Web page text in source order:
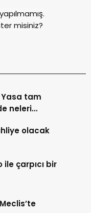
misiniz?
Yasa tam
neleri
olacak
çarpıcı bir